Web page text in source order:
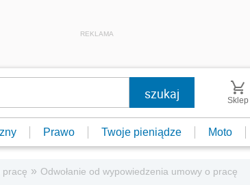
REKLAMA
Sklep
Prawo Twoje pieniądze Moto
pracę » Odwołanie od wypowiedzenia umowy o pracę